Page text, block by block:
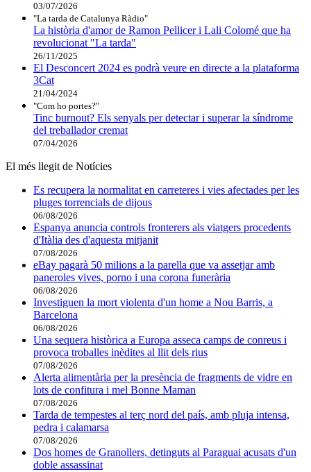
03/07/2026
"La tarda de Catalunya Ràdio"
La història d'amor de Ramon Pellicer i Lali Colomé que ha
revolucionat "La tarda"
26/11/2025
El Desconcert 2024 es podrà veure en directe a la plataforma
3Cat
21/04/2024
"Com ho portes?"
Tinc burnout? Els senyals per detectar i superar la síndrome
del treballador cremat
07/04/2026
El més llegit de Notícies
Es recupera la normalitat en carreteres i vies afectades per les
pluges torrencials de dijous
06/08/2026
Espanya anuncia controls fronterers als viatgers procedents
d'Itàlia des d'aquesta mitjanit
07/08/2026
eBay pagarà 50 milions a la parella que va assetjar amb
paneroles vives, porno i una corona funerària
06/08/2026
Investiguen la mort violenta d'un home a Nou Barris, a
Barcelona
06/08/2026
Una sequera històrica a Europa asseca camps de conreus i
provoca troballes inèdites al llit dels rius
07/08/2026
Alerta alimentària per la presència de fragments de vidre en
lots de confitura i mel Bonne Maman
07/08/2026
Tarda de tempestes al terç nord del país, amb pluja intensa,
pedra i calamarsa
07/08/2026
Dos homes de Granollers, detinguts al Paraguai acusats d'un
doble assassinat